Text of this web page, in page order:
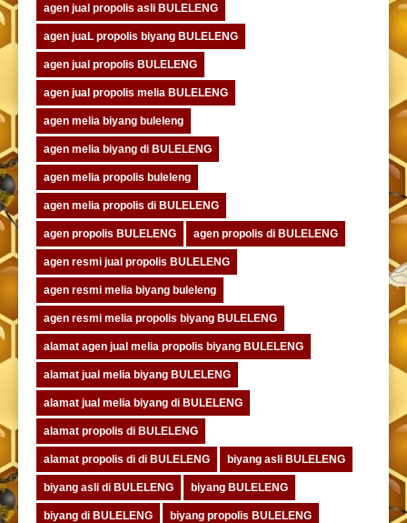
agen jual propolis asli BULELENG
agen juaL propolis biyang BULELENG
agen jual propolis BULELENG
agen jual propolis melia BULELENG
agen melia biyang buleleng
agen melia biyang di BULELENG
agen melia propolis buleleng
agen melia propolis di BULELENG
agen propolis BULELENG agen propolis di BULELENG
agen resmi jual propolis BULELENG
agen resmi melia biyang buleleng
agen resmi melia propolis biyang BULELENG
alamat agen jual melia propolis biyang BULELENG
alamat jual melia biyang BULELENG
alamat jual melia biyang di BULELENG
alamat propolis di BULELENG
alamat propolis di di BULELENG biyang asli BULELENG
biyang asli di BULELENG biyang BULELENG
biyang di BULELENG biyang propolis BULELENG